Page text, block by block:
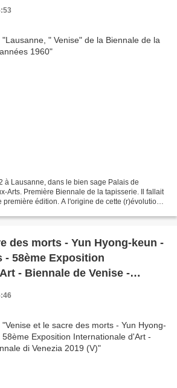
à Lausanne, dans le bien sage Palais de
Arts. Première Biennale de la tapisserie. Il fallait
première édition. A l'origine de cette (r)évolution
des morts - Yun Hyong-keun -
58ème Exposition
- Biennale de Venise -